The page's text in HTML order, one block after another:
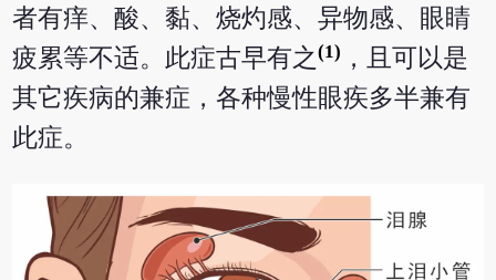
者有痒、酸、黏、烧灼感、异物感、眼睛
疲累等不适。此症古早有之(1) ，且可以是
其它疾病的兼症，各种慢性眼疾多半兼有
此症。